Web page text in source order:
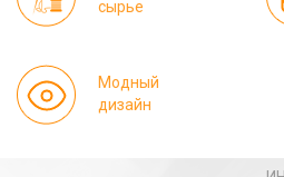
сырье
Модный
дизайн